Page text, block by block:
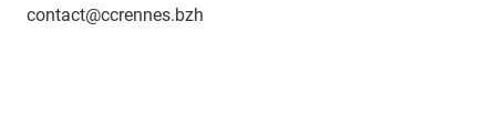
contact@ccrennes.bzh